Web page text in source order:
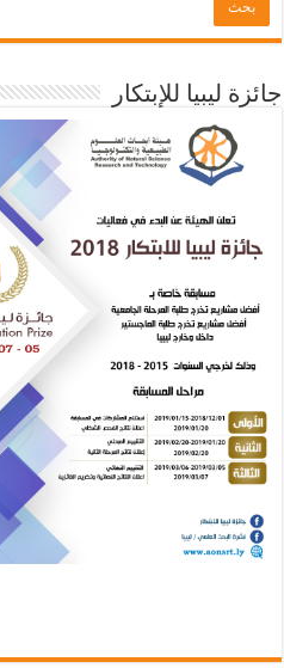
جائزة ليبيا للإبتكار